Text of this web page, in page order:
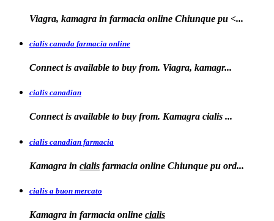
Viagra, kamagra in farmacia online Chiunque pu <...
cialis canada farmacia online
Connect is available to buy from. Viagra, kamagr...
cialis canadian
Connect is available to buy from. Kamagra cialis ...
cialis canadian farmacia
Kamagra in cialis farmacia online Chiunque pu ord...
cialis a buon mercato
Kamagra in farmacia online cialis